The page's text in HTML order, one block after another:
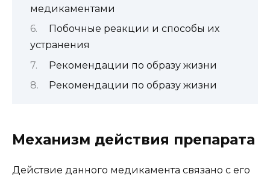
медикаментами
Побочные реакции и способы их
устранения
Рекомендации по образу жизни
Рекомендации по образу жизни
Механизм действия препарата
Действие данного медикамента связано с его